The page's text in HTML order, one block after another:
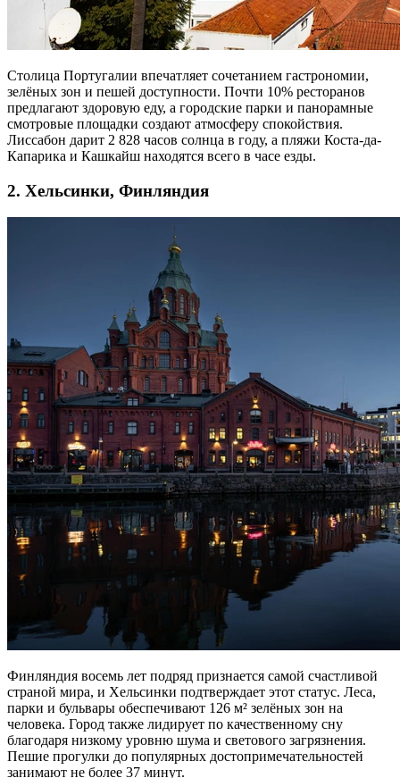
Столица Португалии впечатляет сочетанием гастрономии,
зелёных зон и пешей доступности. Почти 10% ресторанов
предлагают здоровую еду, а городские парки и панорамные
смотровые площадки создают атмосферу спокойствия.
Лиссабон дарит 2 828 часов солнца в году, а пляжи Коста-да-
Капарика и Кашкайш находятся всего в часе езды.
2. Хельсинки, Финляндия
Финляндия восемь лет подряд признается самой счастливой
страной мира, и Хельсинки подтверждает этот статус. Леса,
парки и бульвары обеспечивают 126 м² зелёных зон на
человека. Город также лидирует по качественному сну
благодаря низкому уровню шума и светового загрязнения.
Пешие прогулки до популярных достопримечательностей
занимают не более 37 минут.